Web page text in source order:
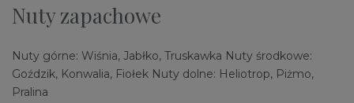
Nuty zapachowe
Nuty górne: Wiśnia, Jabłko, Truskawka Nuty środkowe:
Goździk, Konwalia, Fiołek Nuty dolne: Heliotrop, Piżmo,
Pralina